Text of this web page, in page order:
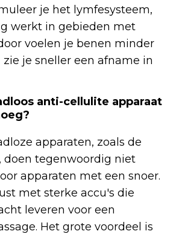
je het lymfesysteem,
werkt in gebieden met
voelen je benen minder
zie je sneller een afname in
anti-cellulite apparaat
apparaten, zoals de
, doen tegenwoordig niet
apparaten met een snoer.
met sterke accu's die
leveren voor een
Het grote voordeel is